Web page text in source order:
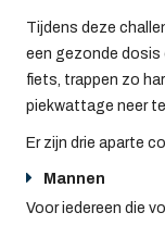
Tijdens deze
een gezonde dosis
fiets, trappen zo
piekwattage neer
Er zijn drie aparte
Mannen
Voor iedereen die